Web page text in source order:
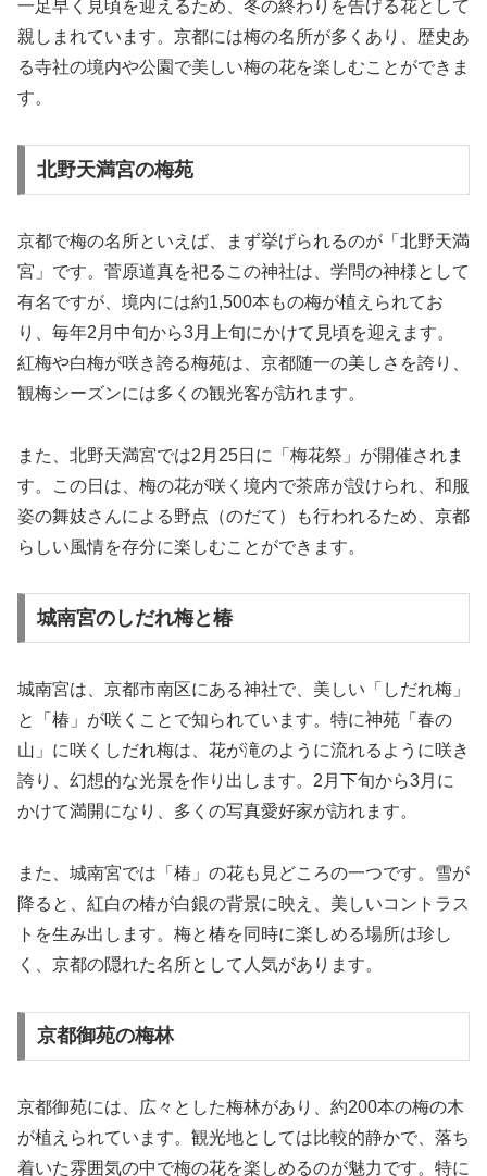
一足早く見頃を迎えるため、冬の終わりを告げる花として
親しまれています。京都には梅の名所が多くあり、歴史あ
る寺社の境内や公園で美しい梅の花を楽しむことができま
す。
北野天満宮の梅苑
京都で梅の名所といえば、まず挙げられるのが「北野天満
宮」です。菅原道真を祀るこの神社は、学問の神様として
有名ですが、境内には約1,500本もの梅が植えられてお
り、毎年2月中旬から3月上旬にかけて見頃を迎えます。
紅梅や白梅が咲き誇る梅苑は、京都随一の美しさを誇り、
観梅シーズンには多くの観光客が訪れます。
また、北野天満宮では2月25日に「梅花祭」が開催されま
す。この日は、梅の花が咲く境内で茶席が設けられ、和服
姿の舞妓さんによる野点（のだて）も行われるため、京都
らしい風情を存分に楽しむことができます。
城南宮のしだれ梅と椿
城南宮は、京都市南区にある神社で、美しい「しだれ梅」
と「椿」が咲くことで知られています。特に神苑「春の
山」に咲くしだれ梅は、花が滝のように流れるように咲き
誇り、幻想的な光景を作り出します。2月下旬から3月に
かけて満開になり、多くの写真愛好家が訪れます。
また、城南宮では「椿」の花も見どころの一つです。雪が
降ると、紅白の椿が白銀の背景に映え、美しいコントラス
トを生み出します。梅と椿を同時に楽しめる場所は珍し
く、京都の隠れた名所として人気があります。
京都御苑の梅林
京都御苑には、広々とした梅林があり、約200本の梅の木
が植えられています。観光地としては比較的静かで、落ち
着いた雰囲気の中で梅の花を楽しめるのが魅力です。特に